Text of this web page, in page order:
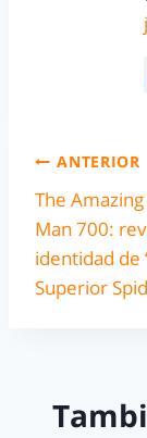
ANTERIOR
The
Man 700:
identidad de
Superior